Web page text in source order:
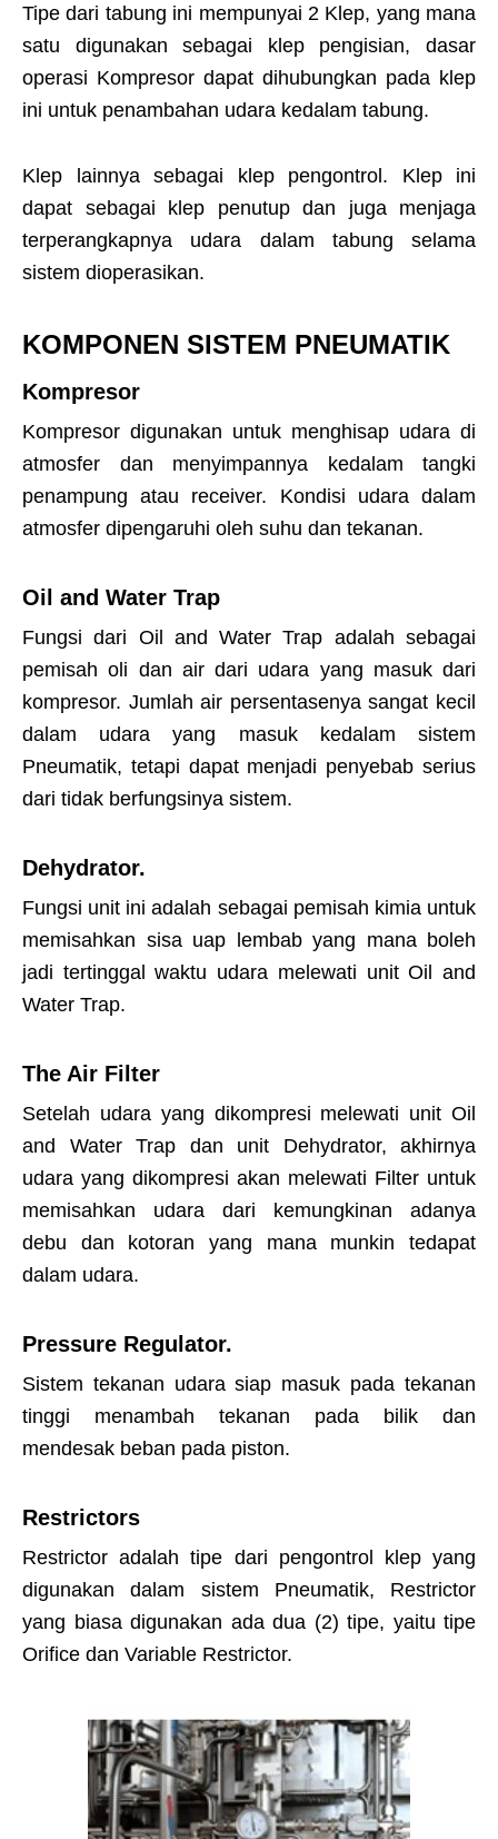
Tipe dari tabung ini mempunyai 2 Klep, yang mana
satu digunakan sebagai klep pengisian, dasar
operasi Kompresor dapat dihubungkan pada klep
ini untuk penambahan udara kedalam tabung.
Klep lainnya sebagai klep pengontrol. Klep ini
dapat sebagai klep penutup dan juga menjaga
terperangkapnya udara dalam tabung selama
sistem dioperasikan.
KOMPONEN SISTEM PNEUMATIK
Kompresor
Kompresor digunakan untuk menghisap udara di
atmosfer dan menyimpannya kedalam tangki
penampung atau receiver. Kondisi udara dalam
atmosfer dipengaruhi oleh suhu dan tekanan.
Oil and Water Trap
Fungsi dari Oil and Water Trap adalah sebagai
pemisah oli dan air dari udara yang masuk dari
kompresor. Jumlah air persentasenya sangat kecil
dalam udara yang masuk kedalam sistem
Pneumatik, tetapi dapat menjadi penyebab serius
dari tidak berfungsinya sistem.
Dehydrator.
Fungsi unit ini adalah sebagai pemisah kimia untuk
memisahkan sisa uap lembab yang mana boleh
jadi tertinggal waktu udara melewati unit Oil and
Water Trap.
The Air Filter
Setelah udara yang dikompresi melewati unit Oil
and Water Trap dan unit Dehydrator, akhirnya
udara yang dikompresi akan melewati Filter untuk
memisahkan udara dari kemungkinan adanya
debu dan kotoran yang mana munkin tedapat
dalam udara.
Pressure Regulator.
Sistem tekanan udara siap masuk pada tekanan
tinggi menambah tekanan pada bilik dan
mendesak beban pada piston.
Restrictors
Restrictor adalah tipe dari pengontrol klep yang
digunakan dalam sistem Pneumatik, Restrictor
yang biasa digunakan ada dua (2) tipe, yaitu tipe
Orifice dan Variable Restrictor.